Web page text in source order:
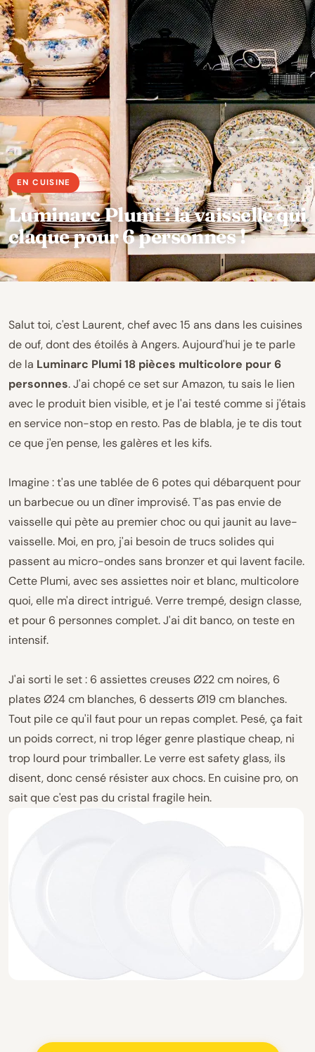
Luminarc Plumi : la vaisselle qui
claque pour 6 personnes !
Salut toi, c'est Laurent, chef avec 15 ans dans les cuisines
de ouf, dont des étoilés à Angers. Aujourd'hui je te parle
de la Luminarc Plumi 18 pièces multicolore pour 6
personnes. J'ai chopé ce set sur Amazon, tu sais le lien
avec le produit bien visible, et je l'ai testé comme si j'étais
en service non-stop en resto. Pas de blabla, je te dis tout
ce que j'en pense, les galères et les kifs.
Imagine : t'as une tablée de 6 potes qui débarquent pour
un barbecue ou un dîner improvisé. T'as pas envie de
vaisselle qui pète au premier choc ou qui jaunit au lave-
vaisselle. Moi, en pro, j'ai besoin de trucs solides qui
passent au micro-ondes sans bronzer et qui lavent facile.
Cette Plumi, avec ses assiettes noir et blanc, multicolore
quoi, elle m'a direct intrigué. Verre trempé, design classe,
et pour 6 personnes complet. J'ai dit banco, on teste en
intensif.
J'ai sorti le set : 6 assiettes creuses Ø22 cm noires, 6
plates Ø24 cm blanches, 6 desserts Ø19 cm blanches.
Tout pile ce qu'il faut pour un repas complet. Pesé, ça fait
un poids correct, ni trop léger genre plastique cheap, ni
trop lourd pour trimballer. Le verre est safety glass, ils
disent, donc censé résister aux chocs. En cuisine pro, on
sait que c'est pas du cristal fragile hein.